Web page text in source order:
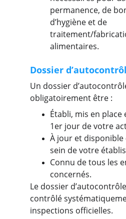
permanence, de
d’hygiène et de
traitement/
alimentaires.
Dossier
Un dossier
obligatoirement être :
Établi, mis en
1er jour de votre
À jour et
sein de votre
Connu de tous les
concernés.
Le dossier
contrôlé
inspections officielles.